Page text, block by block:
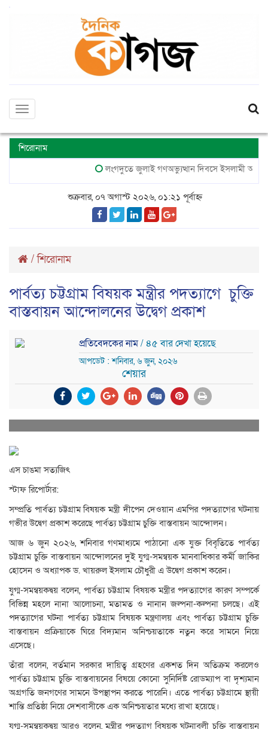
Toggle
শিরোনাম
লংগদুতে জুলাই গণঅভ্যুত্থান দিবসে ইসলামী
শুক্রবার, ০৭ অগাস্ট ২০২৬, ০১:২১ পূর্বাহ্ন
/শিরোনাম
পার্বত্য চট্টগ্রাম বিষয়ক মন্ত্রীর পদত্যাগে চুক্তি
বাস্তবায়ন আন্দোলনের উদ্বেগ প্রকাশ
প্রতিবেদকের নাম/ ৪৫ বার দেখা হয়েছে
আপডেট : শনিবার, ৬ জুন, ২০২৬
শেয়ার
এস চাঙমা সত্যজিৎ
স্টাফ রিপোর্টার:
সম্প্রতি পার্বত্য চট্টগ্রাম বিষয়ক মন্ত্রী দীপেন দেওয়ান এমপির পদত্যাগের ঘটনায়
গভীর উদ্বেগ প্রকাশ করেছে পার্বত্য চট্টগ্রাম চুক্তি বাস্তবায়ন আন্দোলন।
আজ ৬ জুন ২০২৬, শনিবার গণমাধ্যমে পাঠানো এক যুক্ত বিবৃতিতে পার্বত্য
চট্টগ্রাম চুক্তি বাস্তবায়ন আন্দোলনের দুই যুগ্ম-সমন্বয়ক মানবাধিকার কর্মী জাকির
হোসেন ও অধ্যাপক ড. খায়রুল ইসলাম চৌধুরী এ উদ্বেগ প্রকাশ করেন।
যুগ্ম-সমন্বয়কদ্বয় বলেন, পার্বত্য চট্টগ্রাম বিষয়ক মন্ত্রীর পদত্যাগের কারণ সম্পর্কে
বিভিন্ন মহলে নানা আলোচনা, মতামত ও নানান জল্পনা-কল্পনা চলছে। এই
পদত্যাগের ঘটনা পার্বত্য চট্টগ্রাম বিষয়ক মন্ত্রণালয় এবং পার্বত্য চট্টগ্রাম চুক্তি
বাস্তবায়ন প্রক্রিয়াকে ঘিরে বিদ্যমান অনিশ্চয়তাকে নতুন করে সামনে নিয়ে
এসেছে।
তাঁরা বলেন, বর্তমান সরকার দায়িত্ব গ্রহণের একশত দিন অতিক্রম করলেও
পার্বত্য চট্টগ্রাম চুক্তি বাস্তবায়নের বিষয়ে কোনো সুনির্দিষ্ট রোডম্যাপ বা দৃশ্যমান
অগ্রগতি জনগণের সামনে উপস্থাপন করতে পারেনি। এতে পার্বত্য চট্টগ্রামে স্থায়ী
শান্তি প্রতিষ্ঠা নিয়ে দেশবাসীকে এক অনিশ্চয়তার মধ্যে রাখা হয়েছে।
যুগ্ম-সমন্বয়কদ্বয় আরও বলেন, মন্ত্রীর পদত্যাগ বিষয়ক ঘটনাবলী চুক্তি বাস্তবায়ন